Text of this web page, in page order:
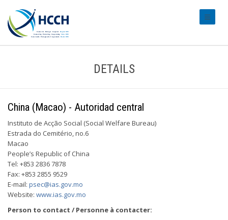
DETAILS
China (Macao) - Autoridad central
Instituto de Acção Social (Social Welfare Bureau)
Estrada do Cemitério, no.6
Macao
People’s Republic of China
Tel: +853 2836 7878
Fax: +853 2855 9529
E-mail: psec@ias.gov.mo
Website: www.ias.gov.mo
Person to contact / Personne à contacter: